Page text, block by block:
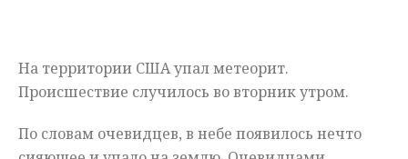
Мнения
Происшествия
На территории США упал метеорит.
Происшествие случилось во вторник утром.
По словам очевидцев, в небе появилось нечто